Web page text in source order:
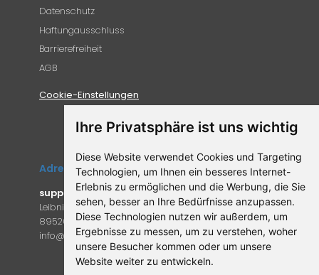
Ihre Privatsphäre ist uns wichtig
Diese Website verwendet Cookies und Targeting
Technologien, um Ihnen ein besseres Internet-
Erlebnis zu ermöglichen und die Werbung, die Sie
sehen, besser an Ihre Bedürfnisse anzupassen.
Diese Technologien nutzen wir außerdem, um
Ergebnisse zu messen, um zu verstehen, woher
unsere Besucher kommen oder um unsere
Website weiter zu entwickeln.
Datenschutz
Haftungausschluss
Barrierefreiheit
AGB
Cookie-Einstellungen
Adresse
supplemento.de
Leibniz-Campus 9
89520 Heidenheim an der Brenz
info@supplemento.de